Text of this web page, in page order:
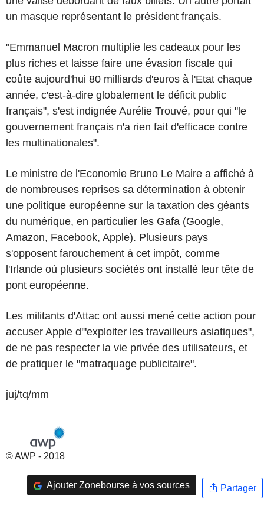
un masque représentant le président français.
"Emmanuel Macron multiplie les cadeaux pour les
plus riches et laisse faire une évasion fiscale qui
coûte aujourd'hui 80 milliards d'euros à l'Etat chaque
année, c'est-à-dire globalement le déficit public
français", s'est indignée Aurélie Trouvé, pour qui "le
gouvernement français n'a rien fait d'efficace contre
les multinationales".
Le ministre de l'Economie Bruno Le Maire a affiché à
de nombreuses reprises sa détermination à obtenir
une politique européenne sur la taxation des géants
du numérique, en particulier les Gafa (Google,
Amazon, Facebook, Apple). Plusieurs pays
s'opposent farouchement à cet impôt, comme
l'Irlande où plusieurs sociétés ont installé leur tête de
pont européenne.
Les militants d'Attac ont aussi mené cette action pour
accuser Apple d'"exploiter les travailleurs asiatiques",
de ne pas respecter la vie privée des utilisateurs, et
de pratiquer le "matraquage publicitaire".
juj/tq/mm
© AWP - 2018
Ajouter Zonebourse à vos sources Partager